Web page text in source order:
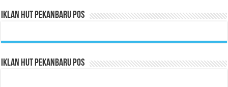
Iklan HUT Pekanbaru Pos
Iklan HUT Pekanbaru Pos